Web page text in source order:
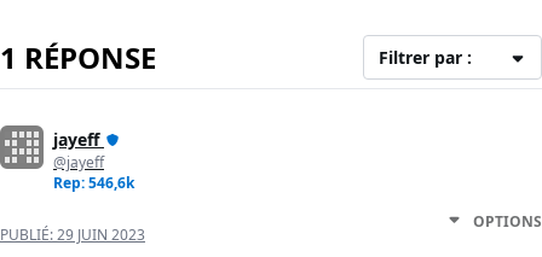
1 RÉPONSE Filtrer par :
jayeff
@jayeff
Rep: 546,6k
PUBLIÉ:29 JUIN 2023
OPTIONS